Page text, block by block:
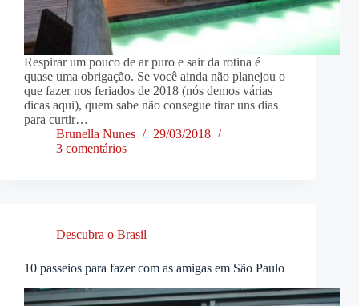
Respirar um pouco de ar puro e sair da rotina é
quase uma obrigação. Se você ainda não planejou o
que fazer nos feriados de 2018 (nós demos várias
dicas aqui), quem sabe não consegue tirar uns dias
para curtir…
Brunella Nunes
29/03/2018
3 comentários
Descubra o Brasil
10 passeios para fazer com as amigas em São Paulo